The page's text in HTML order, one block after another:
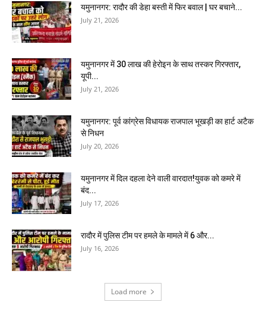
यमुनानगर: रादौर की डेहा बस्ती में फिर बवाल | घर बचाने...
July 21, 2026
यमुनानगर में 30 लाख की हेरोइन के साथ तस्कर गिरफ्तार,
यूपी...
July 21, 2026
यमुनानगर: पूर्व कांग्रेस विधायक राजपाल भूखड़ी का हार्ट अटैक
से निधन
July 20, 2026
यमुनानगर में दिल दहला देने वाली वारदात!युवक को कमरे में
बंद...
July 17, 2026
रादौर में पुलिस टीम पर हमले के मामले में 6 और...
July 16, 2026
Load more